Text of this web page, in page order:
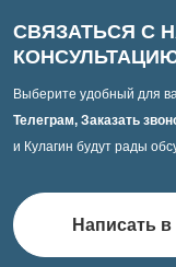
СВЯЗАТЬСЯ С
Выберите удобный для
Телеграм, Заказать
и Кулагин будут рады
Написать в